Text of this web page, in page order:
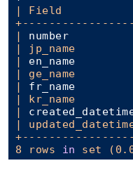
| Field
|
| jp_name
|
| ge_name
|
| kr_name
|
|
8 rows in